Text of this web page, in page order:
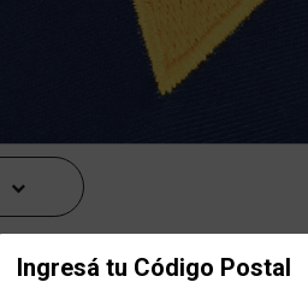
Ingresá tu Código Postal